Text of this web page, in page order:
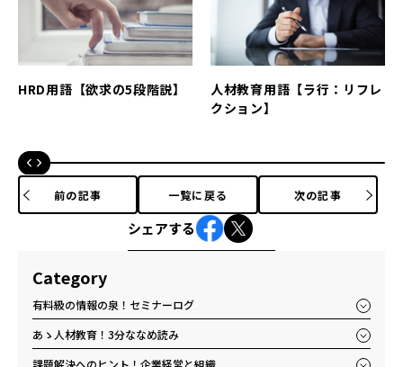
Category
有料級の情報の泉！セミナーログ
あゝ人材教育！3分ななめ読み
HRD用語【欲求の5段階説】
人材教育用語【ラ行：リフレ
クション】
前の記事 一覧に戻る 次の記事
シェアする